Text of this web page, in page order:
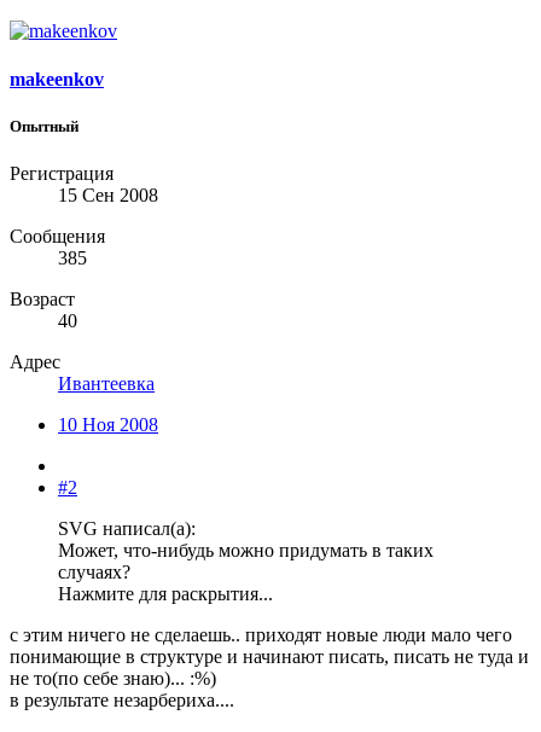
makeenkov
Опытный
Регистрация
15 Сен 2008
Сообщения
385
Возраст
40
Адрес
Ивантеевка
10 Ноя 2008
#2
SVG написал(а):
Может, что-нибудь можно придумать в таких
случаях?
Нажмите для раскрытия...
с этим ничего не сделаешь.. приходят новые люди мало чего
понимающие в структуре и начинают писать, писать не туда и
не то(по себе знаю)... :%)
в результате незарбериха....